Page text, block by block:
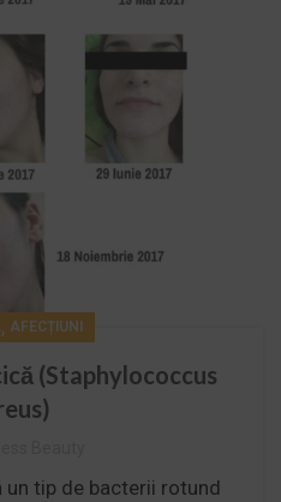
, AFECȚIUNI
(Staphylococcus
tip de bacterii rotund